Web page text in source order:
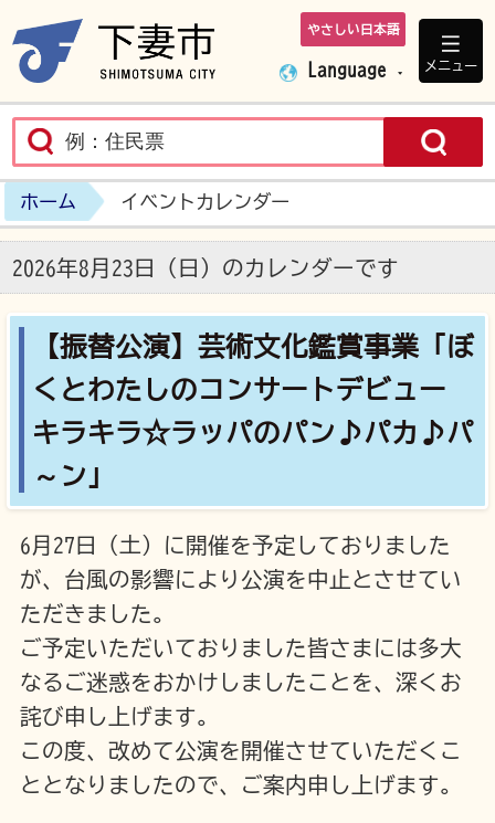
下妻市ホームペ
やさしい日本語
Language メニュー
ホーム イベントカレンダー
2026年8月23日（日）のカレンダーです
【振替公演】芸術文化鑑賞事業「ぼ
くとわたしのコンサートデビュー
キラキラ☆ラッパのパン♪パカ♪パ
～ン」
6月27日（土）に開催を予定しておりました
が、台風の影響により公演を中止とさせてい
ただきました。
ご予定いただいておりました皆さまには多大
なるご迷惑をおかけしましたことを、深くお
詫び申し上げます。
この度、改めて公演を開催させていただくこ
ととなりましたので、ご案内申し上げます。